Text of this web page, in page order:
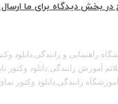
بخش دیدگاه برای ما
راهنمایی و رانندگی,دانلود
آموزش رانندگی,دانلود وکتور
آموزشگاه رانندگی,دانلود وکتور